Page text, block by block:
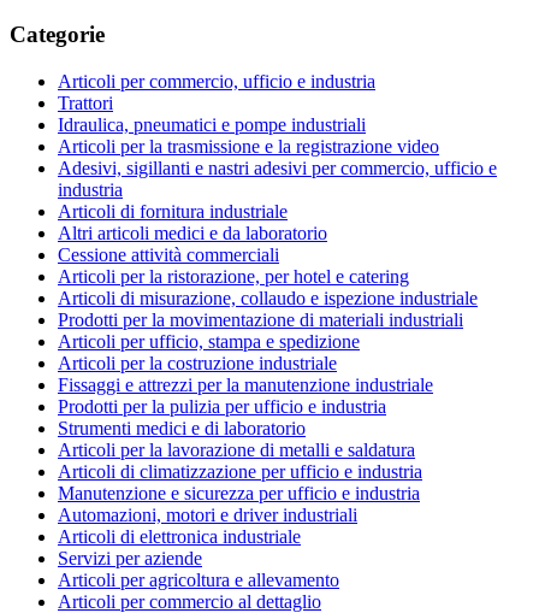
Categorie
Articoli per commercio, ufficio e industria
Trattori
Idraulica, pneumatici e pompe industriali
Articoli per la trasmissione e la registrazione video
Adesivi, sigillanti e nastri adesivi per commercio, ufficio e
industria
Articoli di fornitura industriale
Altri articoli medici e da laboratorio
Cessione attività commerciali
Articoli per la ristorazione, per hotel e catering
Articoli di misurazione, collaudo e ispezione industriale
Prodotti per la movimentazione di materiali industriali
Articoli per ufficio, stampa e spedizione
Articoli per la costruzione industriale
Fissaggi e attrezzi per la manutenzione industriale
Prodotti per la pulizia per ufficio e industria
Strumenti medici e di laboratorio
Articoli per la lavorazione di metalli e saldatura
Articoli di climatizzazione per ufficio e industria
Manutenzione e sicurezza per ufficio e industria
Automazioni, motori e driver industriali
Articoli di elettronica industriale
Servizi per aziende
Articoli per agricoltura e allevamento
Articoli per commercio al dettaglio